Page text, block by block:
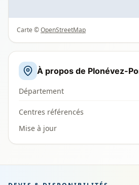
Carte ©OpenStreetMap
À propos de Plonévez-
Département
Centres référencés
Mise à jour